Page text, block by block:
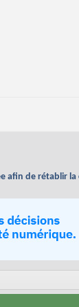
afin de rétablir